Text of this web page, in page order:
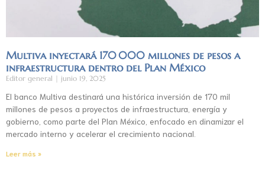
Multiva inyectará 170 000 millones de pesos a
infraestructura dentro del Plan México
Editor general junio 19, 2025
El banco Multiva destinará una histórica inversión de 170 mil
millones de pesos a proyectos de infraestructura, energía y
gobierno, como parte del Plan México, enfocado en dinamizar el
mercado interno y acelerar el crecimiento nacional.
Leer más »